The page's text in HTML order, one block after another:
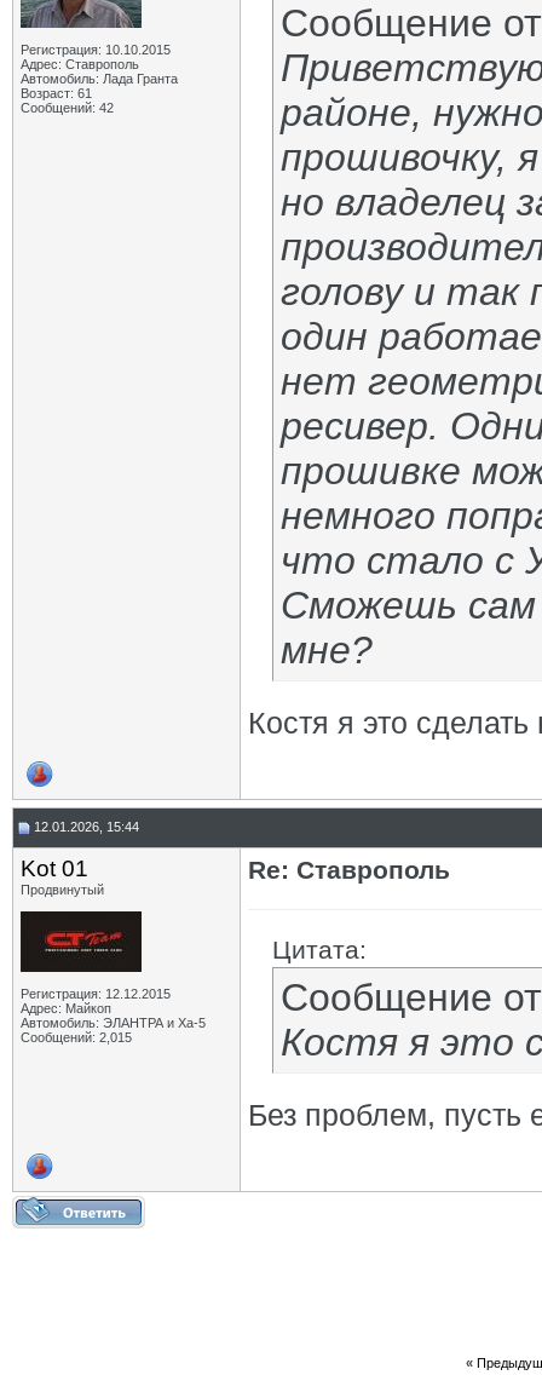
Регистрация: 10.10.2015
Адрес: Ставрополь
Автомобиль: Лада Гранта
Возраст: 61
Сообщений: 42
Сообщение
районе,
прошивочку,
но владелец
голову и так
один
нет
ресивер.
прошивке
немного
что стало с
Сможешь сам
мне?
Костя я это сделать
12.01.2026, 15:44
Kot 01
Продвинутый
Регистрация: 12.12.2015
Адрес: Майкоп
Автомобиль: ЭЛАНТРА и Ха-5
Сообщений: 2,015
Re: Ставрополь
Цитата:
Сообщение
Костя я это
Без проблем, пусть
«